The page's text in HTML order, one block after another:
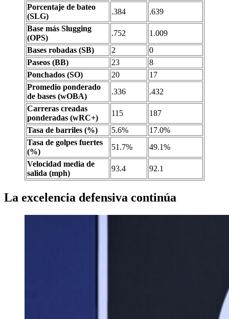
Porcentaje de bateo
(SLG)
.384
.639
Base más Slugging
(OPS)
.752
1.009
Bases robadas (SB)
2
0
Paseos (BB)
23
8
Ponchados (SO)
20
17
Promedio ponderado
de bases (wOBA)
.336
.432
Carreras creadas
ponderadas (wRC+)
115
187
Tasa de barriles (%)
5.6%
17.0%
Tasa de golpes fuertes
(%)
51.7%
49.1%
Velocidad media de
salida (mph)
93.4 92.1
La excelencia defensiva continúa